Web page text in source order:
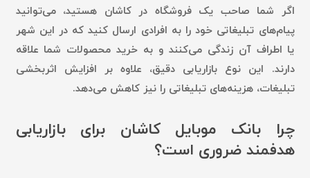
اگر شما صاحب یک فروشگاه در کاشان هستید، می‌توانید
پیام‌های تبلیغاتی خود را به افرادی ارسال کنید که در این شهر
یا اطراف آن زندگی می‌کنند و به خرید محصولات شما علاقه
دارند. این نوع بازاریابی دقیق، علاوه بر افزایش اثربخشی
تبلیغات، هزینه‌های تبلیغاتی را نیز کاهش می‌دهد.
چرا بانک موبایل کاشان برای بازاریابی
هدفمند ضروری است؟